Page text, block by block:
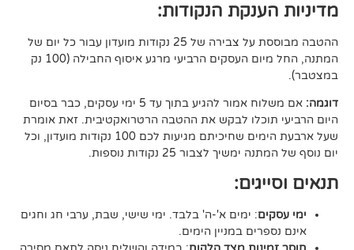
הנקודות:
ההטבה מבוססת על צבירה של 25 נקודות מועדון עבור כל יום של
המתנה, החל מיום העסקים הרביעי מרגע איסוף החבילה (100 נק
אם משלוח אמור להגיע בתוך עד 5 ימי עסקים, כבר בסיום
לבקש את ההטבה הרטרואקטיבית. זאת אומרת
שעל ארבעת הימים שחיכיתם מגיעות לכם 100 נקודות מועדון, וכל
לצבור 25 נקודות נוספות.
: ימים א'-ה' בלבד. ימי שישי, שבת, ערבי חג וחגים
במניין הימים.